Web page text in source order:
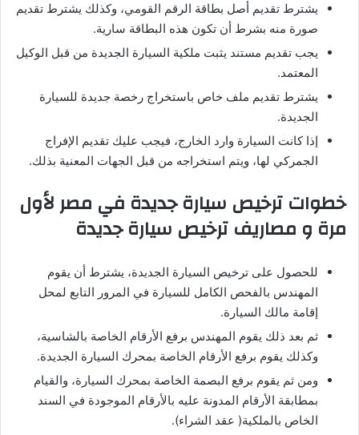
يشترط تقديم أصل بطاقة الرقم القومي، وكذلك يشترط تقديم
صورة منه بشرط أن تكون هذه البطاقة سارية.
يجب تقديم مستند يثبت ملكية السيارة الجديدة من قبل الوكيل
المعتمد.
يشترط تقديم ملف خاص باستخراج رخصة جديدة للسيارة
الجديدة.
إذا كانت السيارة وارد الخارج، فيجب عليك تقديم الإفراج
الجمركي لها، ويتم استخراجه من قبل الجهات المعنية بذلك.
خطوات ترخيص سيارة جديدة في مصر لأول
مرة و مصاريف ترخيص سيارة جديدة
للحصول على ترخيص السيارة الجديدة، يشترط أن يقوم
المهندس بالفحص الكامل للسيارة في المرور التابع لمحل
إقامة مالك السيارة.
ثم بعد ذلك يقوم المهندس برفع الأرقام الخاصة بالشاسية،
وكذلك يقوم برفع الأرقام الخاصة بمحرك السيارة الجديدة.
ومن ثم يقوم برفع البصمة الخاصة بمحرك السيارة، والقيام
بمطابقة الأرقام المدونة عليه بالأرقام الموجودة في السند
الخاص بالملكية( عقد الشراء).